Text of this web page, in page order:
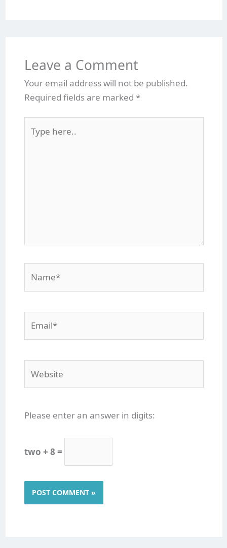
Leave a Comment
Your email address will not be published.
Required fields are marked *
here..
Please enter an answer in digits:
two + 8 =